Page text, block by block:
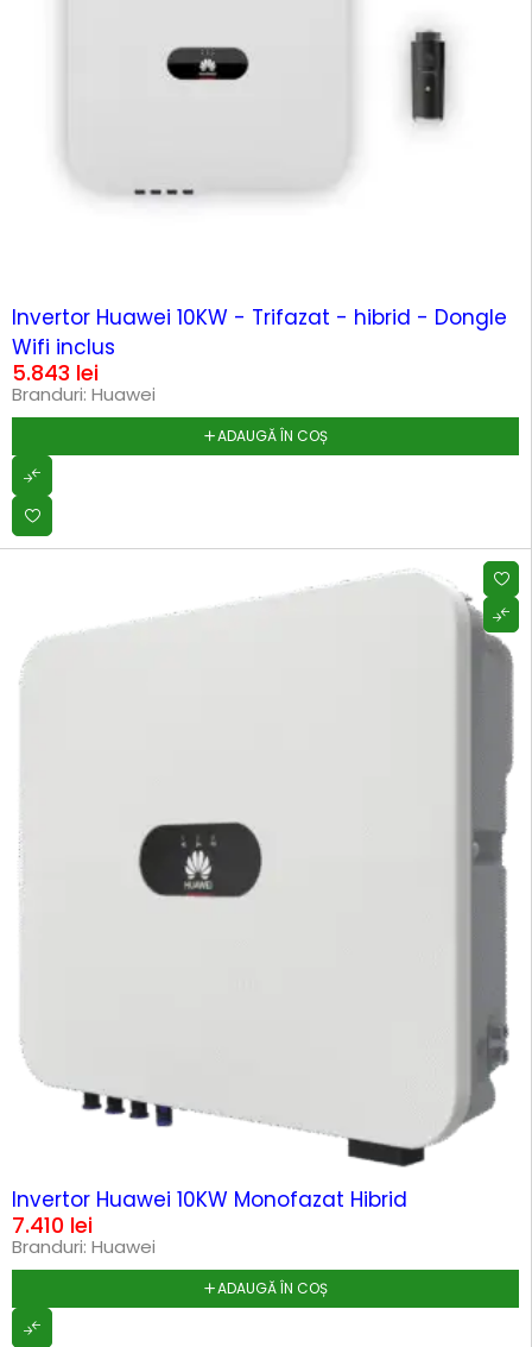
Invertor Huawei 10KW - Trifazat - hibrid - Dongle
Wifi inclus
5.843 lei
Branduri: Huawei
ADAUGĂ ÎN COȘ
Invertor Huawei 10KW Monofazat Hibrid
7.410 lei
Branduri: Huawei
ADAUGĂ ÎN COȘ